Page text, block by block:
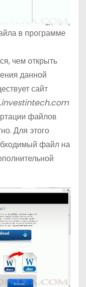
в программе
чем открыть
данной
сайт
файлов
Для этого
файл на